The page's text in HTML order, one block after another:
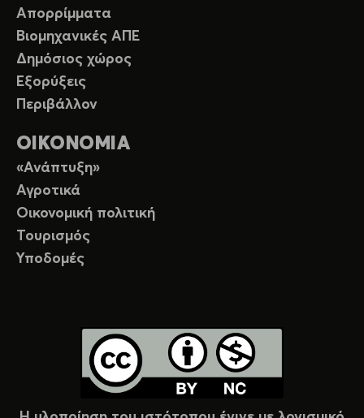
Απορρίμματα
Βιομηχανικές ΑΠΕ
Δημόσιος χώρος
Εξορύξεις
Περιβάλλον
ΟΙΚΟΝΟΜΙΑ
«Ανάπτυξη»
Αγροτικά
Οικονομική πολιτική
Τουρισμός
Υποδομές